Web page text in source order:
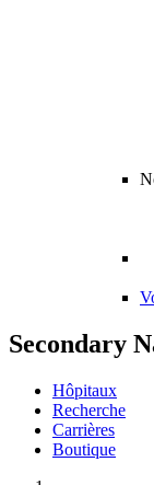
Secondary
Hôpitaux
Recherche
Carrières
Boutique